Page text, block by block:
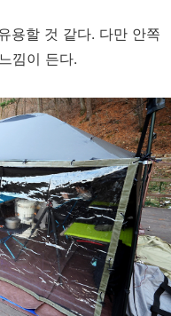
용할 것 같다. 다만 안쪽
낌이 든다.